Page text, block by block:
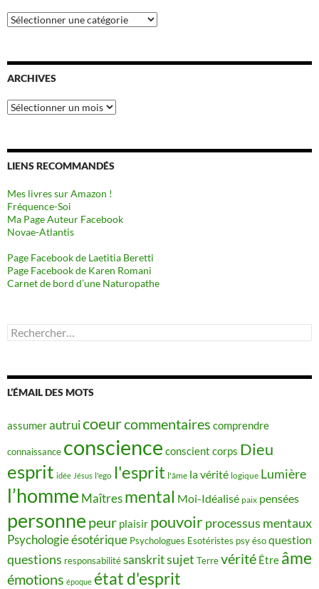
Catégories
ARCHIVES
Archives
LIENS RECOMMANDÉS
Mes livres sur Amazon !
Fréquence-Soi
Ma Page Auteur Facebook
Novae-Atlantis
Page Facebook de Laetitia Beretti
Page Facebook de Karen Romani
Carnet de bord d’une Naturopathe
Rechercher :
L’ÉMAIL DES MOTS
assumerautruicoeurcommentaires comprendre
connaissance conscience conscient corps Dieu
esprit idée Jésus l'ego l'esprit l'âme la vérité logique Lumière
l’homme Maîtres mental Moi-Idéalisé paix pensées
personne peur plaisir pouvoirprocessus mentaux
Psychologie ésotérique Psychologues Esotéristes psy ésoquestion
questions responsabilitésanskritsujet Terrevérité Être âme
émotions époque état d'esprit